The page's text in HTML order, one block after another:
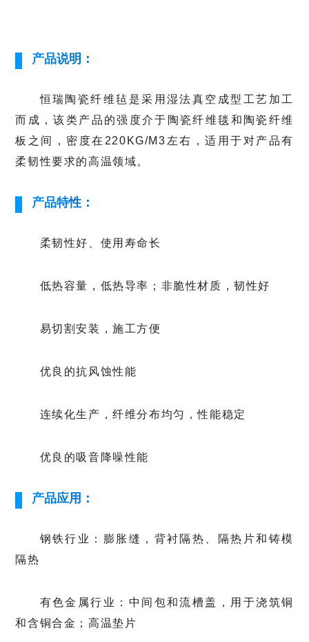
产品说明：
恒瑞陶瓷纤维毡是采用湿法真空成型工艺加工
而成，该类产品的强度介于陶瓷纤维毯和陶瓷纤维
板之间，密度在220KG/M3左右，适用于对产品有
柔韧性要求的高温领域。
产品特性：
柔韧性好、使用寿命长
低热容量，低热导率；非脆性材质，韧性好
易切割安装，施工方便
优良的抗风蚀性能
连续化生产，纤维分布均匀，性能稳定
优良的吸音降噪性能
产品应用：
钢铁行业：膨胀缝，背衬隔热、隔热片和铸模
隔热
有色金属行业：中间包和流槽盖，用于浇筑铜
和含铜合金；高温垫片